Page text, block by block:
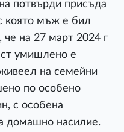
потвърди присъда
която мъж е бил
че на 27 март 2024 г
умишлено е
на семейни
по особено
с особена
домашно насилие.